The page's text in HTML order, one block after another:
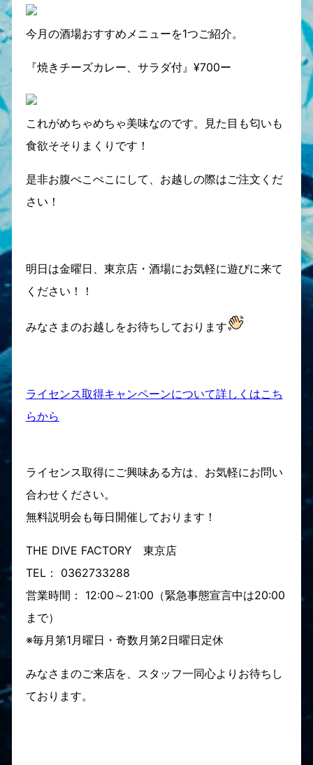
今月の酒場おすすめメニューを1つご紹介。
『焼きチーズカレー、サラダ付』¥700ー
これがめちゃめちゃ美味なのです。見た目も匂いも
食欲そそりまくりです！
是非お腹ぺこぺこにして、お越しの際はご注文くだ
さい！
明日は金曜日、東京店・酒場にお気軽に遊びに来て
ください！！
みなさまのお越しをお待ちしております
ライセンス取得キャンペーンについて詳しくはこち
らから
ライセンス取得にご興味ある方は、お気軽にお問い
合わせください。
無料説明会も毎日開催しております！
THE DIVE FACTORY 東京店
TEL： 0362733288
営業時間： 12:00～21:00（緊急事態宣言中は20:00
まで）
※毎月第1月曜日・奇数月第2日曜日定休
みなさまのご来店を、スタッフ一同心よりお待ちし
ております。